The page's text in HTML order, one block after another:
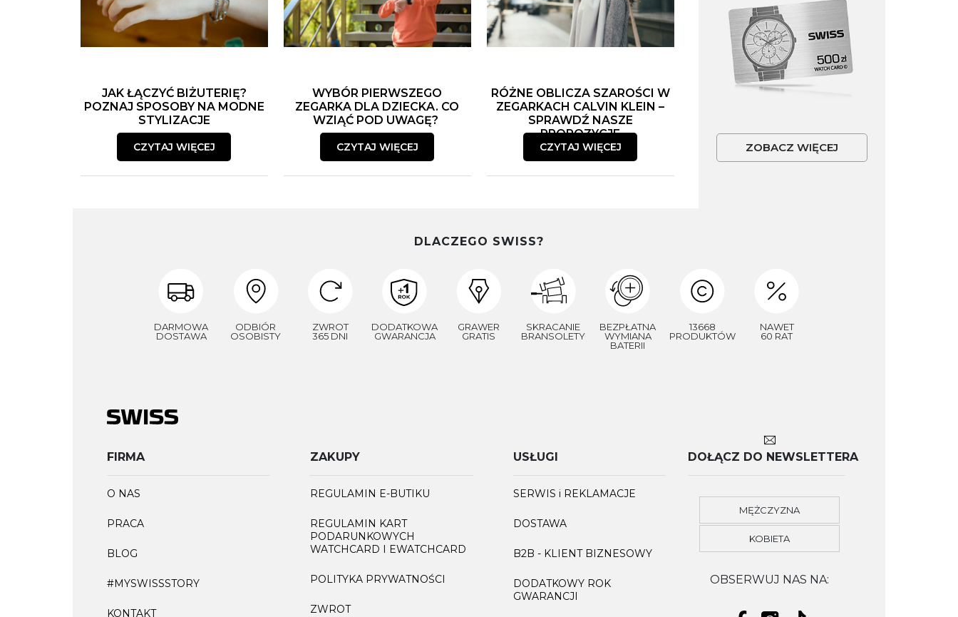
JAK ŁĄCZYĆ BIŻUTERIĘ?
POZNAJ SPOSOBY NA MODNE
STYLIZACJE
CZYTAJ WIĘCEJ
WYBÓR PIERWSZEGO
ZEGARKA DLA DZIECKA. CO
WZIĄĆ POD UWAGĘ?
CZYTAJ WIĘCEJ
RÓŻNE OBLICZA SZAROŚCI W
ZEGARKACH CALVIN KLEIN –
SPRAWDŹ NASZE
PROPOZYCJE
CZYTAJ WIĘCEJ ZOBACZ WIĘCEJ
DLACZEGO SWISS?
DARMOWA
DOSTAWA
ODBIÓR
OSOBISTY
ZWROT
365 DNI
DODATKOWA
GWARANCJA
GRAWER
GRATIS
SKRACANIE
BRANSOLETY
BEZPŁATNA
WYMIANA
BATERII
13668
PRODUKTÓW
NAWET
60 RAT
FIRMA
O NAS
PRACA
BLOG
#MYSWISSSTORY
KONTAKT
ZAKUPY
REGULAMIN E-BUTIKU
REGULAMIN KART
PODARUNKOWYCH
WATCHCARD I EWATCHCARD
POLITYKA PRYWATNOŚCI
ZWROT
USŁUGI
SERWIS i REKLAMACJE
DOSTAWA
B2B - KLIENT BIZNESOWY
DODATKOWY ROK
GWARANCJI
DOŁĄCZ DO NEWSLETTERA
MĘŻCZYZNA
KOBIETA
OBSERWUJ NAS NA: